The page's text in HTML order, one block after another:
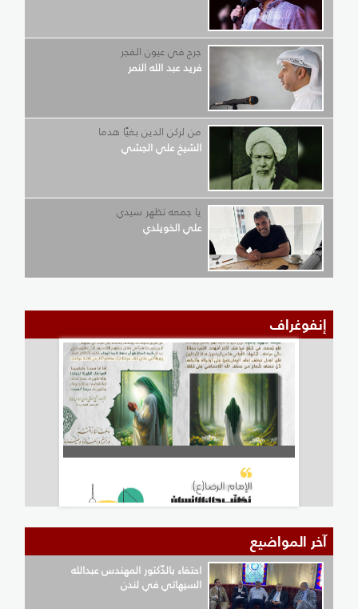
جرح في عيون الفجر
فريد عبد الله النمر
من لركن الدين بغيًا هدما
الشيخ علي الجشي
يا جمعه تظهر سيدي
علي الخويلدي
إنفوغراف
آخر المواضيع
احتفاء بالدّكتور المهندس عبدالله
السيهاتي في لندن